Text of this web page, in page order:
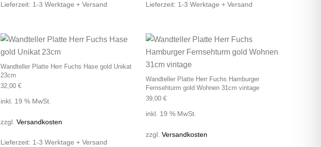
Lieferzeit: 1-3 Werktage + Versand Lieferzeit: 1-3 Werktage + Versand
Wandteller Platte Herr Fuchs Hase gold Unikat
23cm
32,00 €
inkl. 19 % MwSt.
zzgl. Versandkosten
Lieferzeit: 1-3 Werktage + Versand
Wandteller Platte Herr Fuchs Hamburger
Fernsehturm gold Wohnen 31cm vintage
39,00 €
inkl. 19 % MwSt.
zzgl. Versandkosten